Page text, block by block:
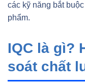
các kỹ năng bắt
phẩm.
IQC là gì?
soát chất